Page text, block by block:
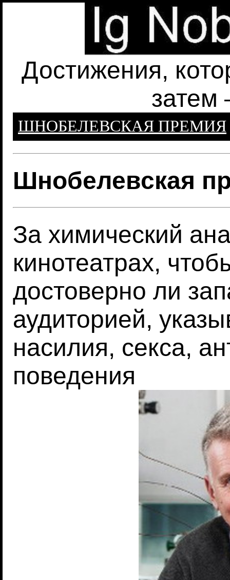
Достижения,
затем
ШНОБЕЛЕВСКАЯ ПРЕМИЯ
Шнобелевская
За химический
кинотеатрах,
достоверно ли
аудиторией,
насилия, секса,
поведения